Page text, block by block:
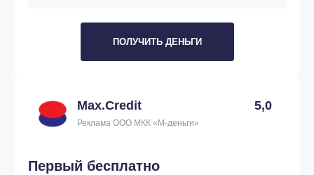
ПОЛУЧИТЬ ДЕНЬГИ
Max.Credit 5,0
Реклама ООО МКК «М-деньги»
Первый бесплатно